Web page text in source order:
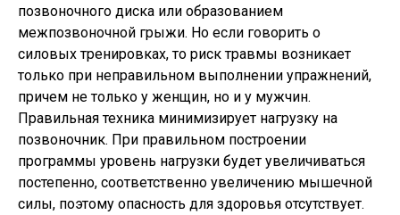
позвоночного диска или образованием
межпозвоночной грыжи. Но если говорить о
силовых тренировках, то риск травмы возникает
только при неправильном выполнении упражнений,
причем не только у женщин, но и у мужчин.
Правильная техника минимизирует нагрузку на
позвоночник. При правильном построении
программы уровень нагрузки будет увеличиваться
постепенно, соответственно увеличению мышечной
силы, поэтому опасность для здоровья отсутствует.